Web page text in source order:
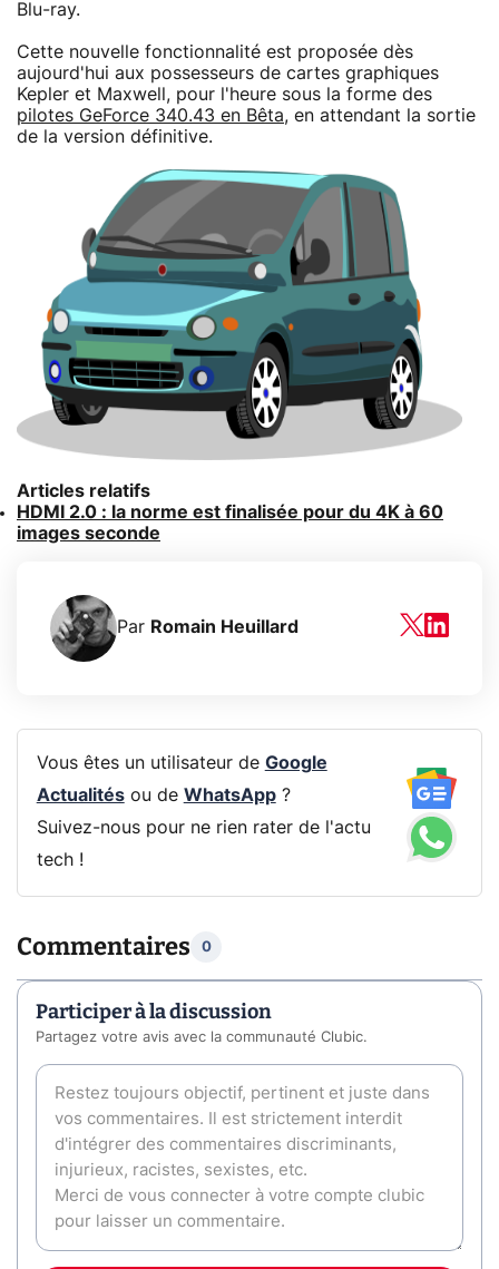
Blu-ray.
Cette nouvelle fonctionnalité est proposée dès
aujourd'hui aux possesseurs de cartes graphiques
Kepler et Maxwell, pour l'heure sous la forme des
pilotes GeForce 340.43 en Bêta, en attendant la sortie
de la version définitive.
Articles relatifs
HDMI 2.0 : la norme est finalisée pour du 4K à 60
images seconde
Par Romain Heuillard
Vous êtes un utilisateur de Google
Actualitésou de WhatsApp?
Suivez-nous pour ne rien rater de l'actu
tech !
Commentaires 0
Participer à la discussion
Partagez votre avis avec la communauté Clubic.